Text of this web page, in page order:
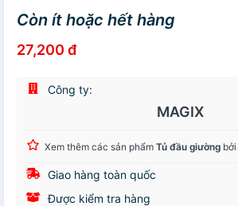
Còn ít hoặc hết hàng
27,200 đ
Công ty:
MAGIX
Xem thêm các sản phẩm Tủ đầu giường bởi
Giao hàng toàn quốc
Được kiểm tra hàng